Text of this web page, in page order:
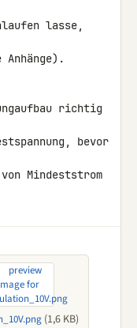
lasse,
richtig
bevor
Mindeststrom
(1,6 KB)